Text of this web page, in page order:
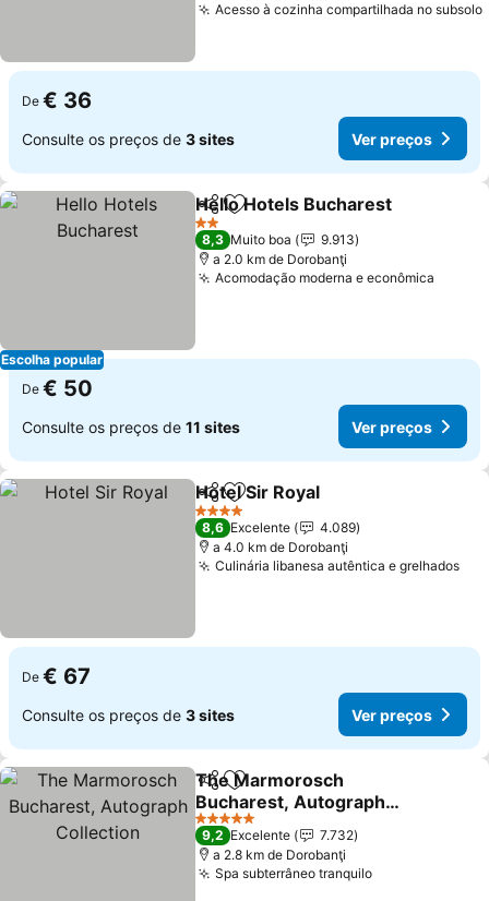
Acesso à cozinha compartilhada no subsolo
De € 36
Consulte os preços de 3 sites Ver preços
Escolha popular
PartilharAdicionar aos favoritos
Hello Hotels Bucharest
2 Estrelas
8,3 Muito boa
9.913
a 2.0 km de Dorobanţi
Acomodação moderna e econômica
De € 50
Consulte os preços de 11 sites Ver preços
PartilharAdicionar aos favoritos
Hotel Sir Royal
4 Estrelas
8,6 Excelente
4.089
a 4.0 km de Dorobanţi
Culinária libanesa autêntica e grelhados
De € 67
Consulte os preços de 3 sites Ver preços
PartilharAdicionar aos favoritos
The Marmorosch
Bucharest, Autograph
Collection
5 Estrelas
9,2 Excelente
7.732
a 2.8 km de Dorobanţi
Spa subterrâneo tranquilo